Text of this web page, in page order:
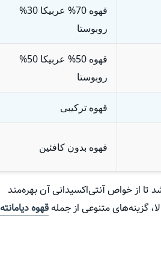
قهوه 70% عربیکا 30%
روبوستا
قهوه 50% عربیکا 50%
روبوستا
قهوه ترکیبی
قهوه بدون کافئین
تا از خواص آنتی‌اکسیدانی آن بهره‌مند
گزینه‌های متنوعی از جمله قهوه دیامانته